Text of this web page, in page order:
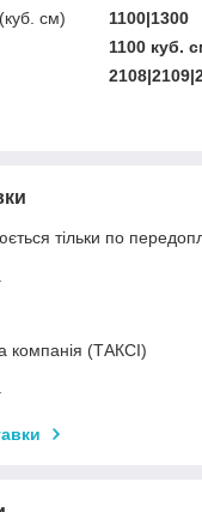
см)
1100|1300
1100 куб.
тільки по
компанія (ТАКСІ)